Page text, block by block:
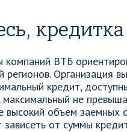
компаний ВТБ
регионов. Организация
кредит,
не
высокий объем заемных
зависеть от суммы